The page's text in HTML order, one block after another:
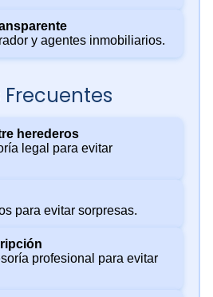
y agentes inmobiliarios.
herederos
legal para evitar
para evitar sorpresas.
profesional para evitar